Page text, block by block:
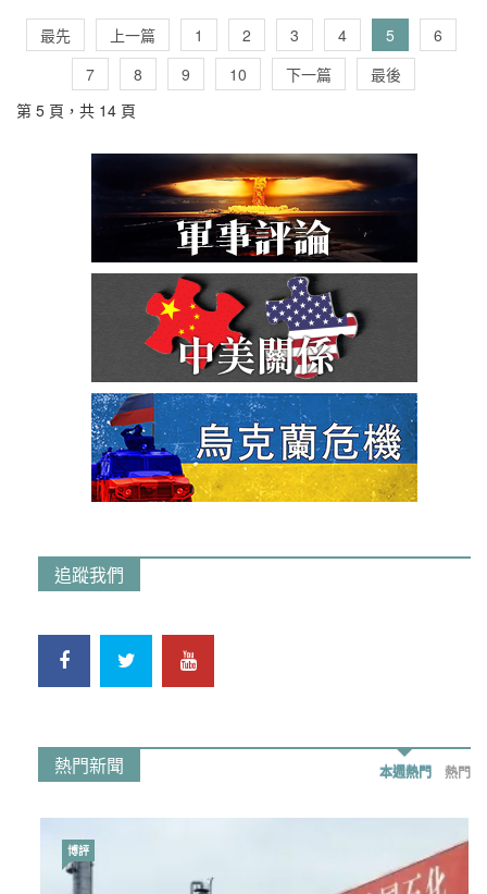
最先 上一篇 1 2 3 4 5
6
7
8 9 10 下一篇
最後
第 5 頁，共 14 頁
追蹤我們
熱門新聞 本週熱門 熱門
博評
時事政治